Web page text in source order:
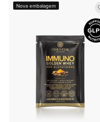
Nova embalagem